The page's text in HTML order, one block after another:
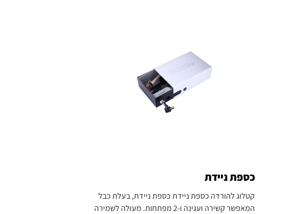
כספת ניידת
קטלוג להורדה כספת ניידת כספת ניידת, בעלת כבל
המאפשר קשירה ועגינה ו-2 מפתחות. מעולה לשמירה